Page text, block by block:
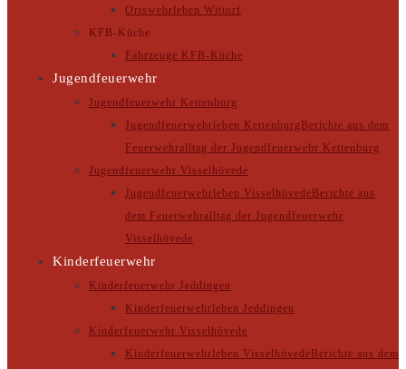
Ortswehrleben Wittorf
KFB-Küche
Fahrzeuge KFB-Küche
Jugendfeuerwehr
Jugendfeuerwehr Kettenburg
Jugendfeuerwehrleben Kettenburg Berichte aus dem
Feuerwehralltag der Jugendfeuerwehr Kettenburg
Jugendfeuerwehr Visselhövede
Jugendfeuerwehrleben Visselhövede Berichte aus
dem Feuerwehralltag der Jugendfeuerwehr
Visselhövede
Kinderfeuerwehr
Kinderfeuerwehr Jeddingen
Kinderfeuerwehrleben Jeddingen
Kinderfeuerwehr Visselhövede
Kinderfeuerwehrleben Visselhövede Berichte aus dem